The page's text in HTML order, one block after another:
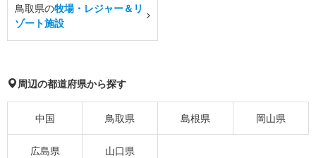
鳥取県の牧場・レジャー＆リ
ゾート施設
周辺の都道府県から探す
中国 鳥取県 島根県 岡山県
広島県 山口県